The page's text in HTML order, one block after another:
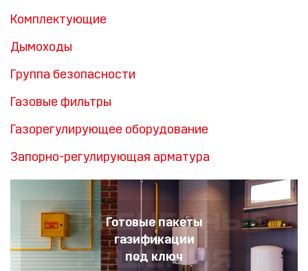
Комплектующие
Дымоходы
Группа безопасности
Газовые фильтры
Газорегулирующее оборудование
Запорно-регулирующая арматура
Готовые пакеты
газификации
под ключ